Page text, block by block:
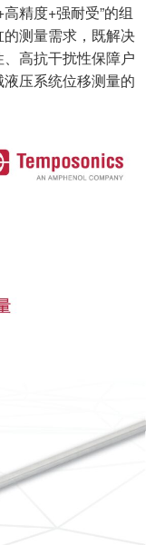
精度+强耐受”的组
测量需求，既解决
高抗干扰性保障户
压系统位移测量的